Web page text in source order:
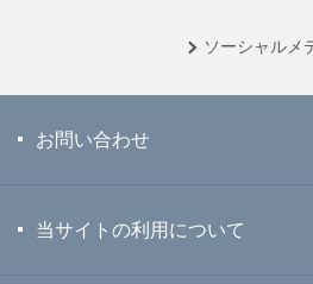
ソーシャル メ
お問い合わせ
当サイトの利用について